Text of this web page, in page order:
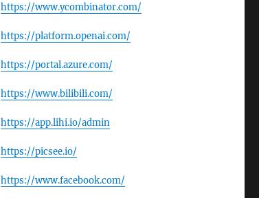
https://www.ycombinator.com/
https://platform.openai.com/
https://portal.azure.com/
https://www.bilibili.com/
https://app.lihi.io/admin
https://picsee.io/
https://www.facebook.com/